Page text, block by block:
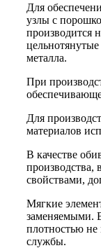
Для
узлы с
производится
металла.
При
Для
материалов
В качестве
производства,
свойствами,
Мягкие
заменяемыми.
плотностью не
службы.